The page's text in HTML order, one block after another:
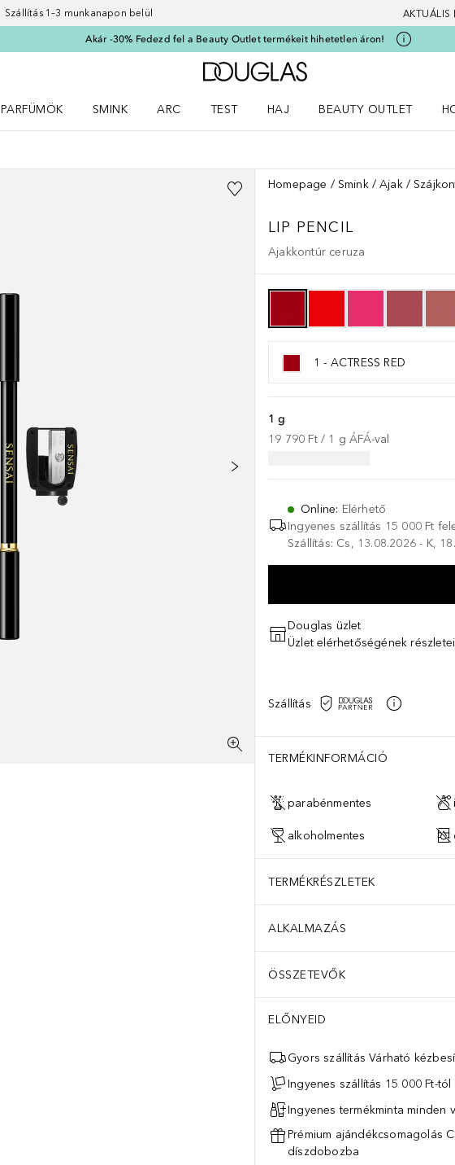
Szállítás 1–3 munkanapon belül AKTUÁLIS
Akár -30% Fedezd fel a Beauty Outlet termékeit hihetetlen áron!
A Douglas Főoldalra
PARFÜMÖK
SMINK
ARC
TEST
HAJ
BEAUTY OUTLET
Homepage Smink Ajak
LIP PENCIL
Ajakkontúr ceruza
1 - ACTRESS RED
1 g
19 790 Ft / 1 g ÁFÁ-val
Online: Elérhető
Ingyenes szállítás 15 000 Ft
Szállítás: Cs, 13.08.2026 - K,
Douglas üzlet
Üzlet elérhetőségének részletei
Szállítás
TERMÉKINFORMÁCIÓ
parabénmentes
alkoholmentes
TERMÉKRÉSZLETEK
ALKALMAZÁS
ÖSSZETEVŐK
ELŐNYEID
Gyors szállítás Várható
Ingyenes szállítás 15 000 Ft-tól
Ingyenes termékminta minden
Prémium ajándékcsomagolás
díszdobozba